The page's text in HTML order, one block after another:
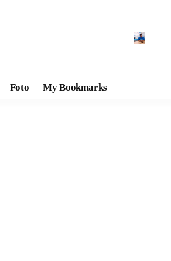
Foto My Bookmarks